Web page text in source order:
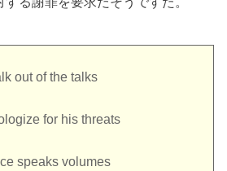
out of the talks
for his threats
speaks volumes